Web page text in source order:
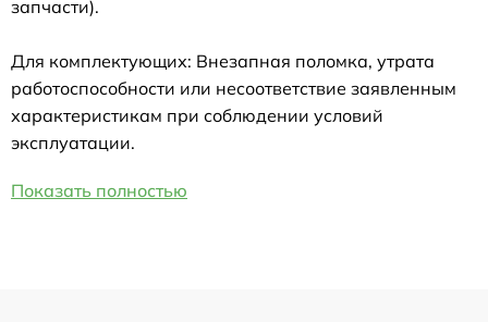
запчасти).
Для комплектующих: Внезапная поломка, утрата
работоспособности или несоответствие заявленным
характеристикам при соблюдении условий
эксплуатации.
Показать полностью